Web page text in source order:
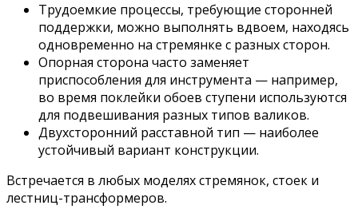
Трудоемкие процессы, требующие сторонней
поддержки, можно выполнять вдвоем, находясь
одновременно на стремянке с разных сторон.
Опорная сторона часто заменяет
приспособления для инструмента — например,
во время поклейки обоев ступени используются
для подвешивания разных типов валиков.
Двухсторонний расставной тип — наиболее
устойчивый вариант конструкции.
Встречается в любых моделях стремянок, стоек и
лестниц-трансформеров.